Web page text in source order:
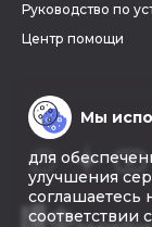
Руководство по
Центр помощи
Мы
для
улучшения
соглашаетесь
соответствии